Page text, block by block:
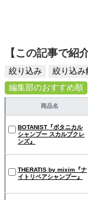
【この記事で紹
絞り込み
絞り込み
編集部のおすすめ順
商品名
BOTANIST『ボタニカル
シャンプー スカルプクレ
ンズ』
THERATIS by mixim『ナ
イトリペアシャンプー』